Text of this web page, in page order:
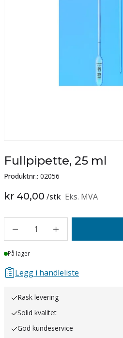
Fullpipette, 25 ml
Produktnr.: 02056
kr 40,00 /stk Eks. MVA
1
Lager
På lager
Legg i handleliste
Rask levering
Solid kvalitet
God kundeservice